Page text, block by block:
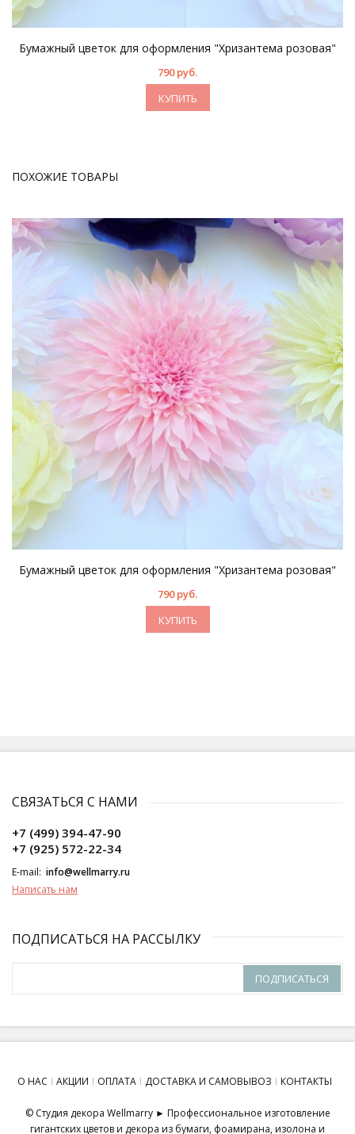
Бумажный цветок для оформления "Хризантема розовая"
790 руб.
КУПИТЬ
ПОХОЖИЕ ТОВАРЫ
Бумажный цветок для оформления "Хризантема розовая"
790 руб.
КУПИТЬ
СВЯЗАТЬСЯ С НАМИ
+7 (499) 394-47-90
+7 (925) 572-22-34
E-mail: info@wellmarry.ru
Написать нам
ПОДПИСАТЬСЯ НА РАССЫЛКУ
ПОДПИСАТЬСЯ
О НАС АКЦИИ ОПЛАТА ДОСТАВКА И САМОВЫВОЗ КОНТАКТЫ
© Студия декора Wellmarry ► Профессиональное изготовление
гигантских цветов и декора из бумаги, фоамирана, изолона и